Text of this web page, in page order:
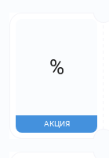
%
АКЦИЯ